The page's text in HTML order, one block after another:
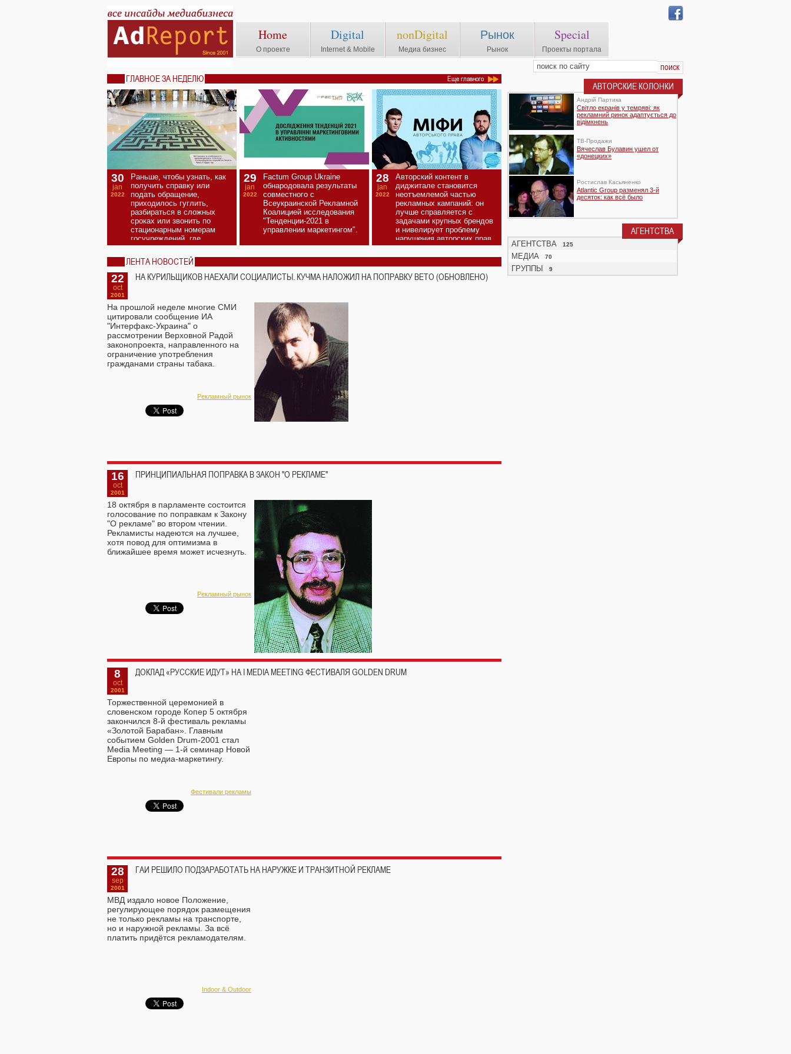
Home
О проекте
Digital
Internet & Mobile
nonDigital
Медиа бизнес
Рынок
Рынок
Special
Проекты портала
ГЛАВНОЕ ЗА НЕДЕЛЮ Еще главного
30
jan
2022
Раньше, чтобы узнать, как
получить справку или
подать обращение,
приходилось гуглить,
разбираться в сложных
сроках или звонить по
стационарным номерам
госучреждений, где
бесконечный перерыв на
обед.
29
jan
2022
Factum Group Ukraine
обнародовала результаты
совместного с
Всеукраинской Рекламной
Коалицией исследования
"Тенденции-2021 в
управлении маркетингом".
28
jan
2022
Авторский контент в
диджитале становится
неотъемлемой частью
рекламных кампаний: он
лучше справляется с
задачами крупных брендов
и нивелирует проблему
нарушения авторских прав.
ЛЕНТА НОВОСТЕЙ
22
oct
2001
НА КУРИЛЬЩИКОВ НАЕХАЛИ СОЦИАЛИСТЫ. КУЧМА НАЛОЖИЛ НА ПОПРАВКУ ВЕТО (ОБНОВЛЕНО)
На прошлой неделе многие СМИ
цитировали сообщение ИА
"Интерфакс-Украина" о
рассмотрении Верховной Радой
законопроекта, направленного на
ограничение употребления
гражданами страны табака.
Рекламный рынок
16
oct
2001
ПРИНЦИПИАЛЬНАЯ ПОПРАВКА В ЗАКОН "О РЕКЛАМЕ"
18 октября в парламенте состоится
голосование по поправкам к Закону
"О рекламе" во втором чтении.
Рекламисты надеются на лучшее,
хотя повод для оптимизма в
ближайшее время может исчезнуть.
Рекламный рынок
8
oct
2001
ДОКЛАД «РУССКИЕ ИДУТ» НА I MEDIA MEETING ФЕСТИВАЛЯ GOLDEN DRUM
Торжественной церемонией в
словенском городе Копер 5 октября
закончился 8-й фестиваль рекламы
«Золотой Барабан». Главным
событием Golden Drum-2001 стал
Media Meeting — 1-й семинар Новой
Европы по медиа-маркетингу.
Фестивали рекламы
28
sep
2001
ГАИ РЕШИЛО ПОДЗАРАБОТАТЬ НА НАРУЖКЕ И ТРАНЗИТНОЙ РЕКЛАМЕ
МВД издало новое Положение,
регулирующее порядок размещения
не только рекламы на транспорте,
но и наружной рекламы. За всё
платить придётся рекламодателям.
Indoor & Outdoor
АВТОРСКИЕ КОЛОНКИ
Андрій Партика
Світло екранів у темряві: як
рекламний ринок адаптується до
відімкнень
TВ-Продажи
Вячеслав Булавин ушел от
«донецких»
Ростислав Касьяненко
Atlantic Group разменял 3-й
десяток: как всё было
АГЕНТСТВА
АГЕНТСТВА 125
МЕДИА 70
ГРУППЫ 9